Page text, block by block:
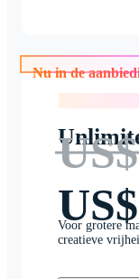
Nu in de aanbieding!
Voor grotere
creatieve